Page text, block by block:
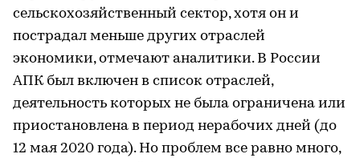
сельскохозяйственный сектор, хотя он и
пострадал меньше других отраслей
экономики, отмечают аналитики. В России
АПК был включен в список отраслей,
деятельность которых не была ограничена или
приостановлена в период нерабочих дней (до
12 мая 2020 года). Но проблем все равно много,